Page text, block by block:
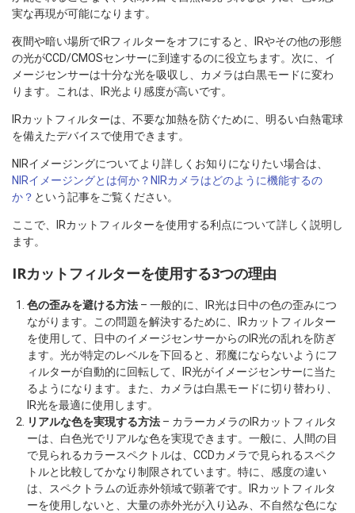
実な再現が可能になります。
夜間や暗い場所でIRフィルターをオフにすると、IRやその他の形態
の光がCCD/CMOSセンサーに到達するのに役立ちます。次に、イ
メージセンサーは十分な光を吸収し、カメラは白黒モードに変わ
ります。これは、IR光より感度が高いです。
IRカットフィルターは、不要な加熱を防ぐために、明るい白熱電球
を備えたデバイスで使用できます。
NIRイメージングについてより詳しくお知りになりたい場合は、
NIRイメージングとは何か？NIRカメラはどのように機能するの
か？ という記事をご覧ください。
ここで、IRカットフィルターを使用する利点について詳しく説明し
ます。
IRカットフィルターを使用する3つの理由
色の歪みを避ける方法 – 一般的に、IR光は日中の色の歪みにつ
ながります。この問題を解決するために、IRカットフィルター
を使用して、日中のイメージセンサーからのIR光の乱れを防ぎ
ます。光が特定のレベルを下回ると、邪魔にならないようにフ
ィルターが自動的に回転して、IR光がイメージセンサーに当た
るようになります。また、カメラは白黒モードに切り替わり、
IR光を最適に使用します。
リアルな色を実現する方法 – カラーカメラのIRカットフィルタ
ーは、白色光でリアルな色を実現できます。一般に、人間の目
で見られるカラースペクトルは、CCDカメラで見られるスペク
トルと比較してかなり制限されています。特に、感度の違い
は、スペクトラムの近赤外領域で顕著です。IRカットフィルタ
ーを使用しないと、大量の赤外光が入り込み、不自然な色にな